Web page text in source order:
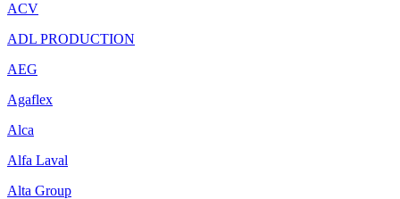
ACV
ADL PRODUCTION
AEG
Agaflex
Alca
Alfa Laval
Alta Group